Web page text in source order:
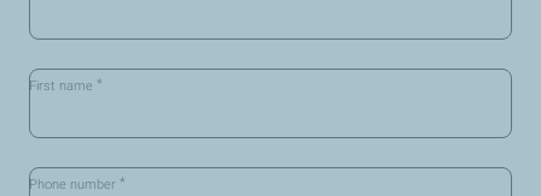
First name *
Phone number *